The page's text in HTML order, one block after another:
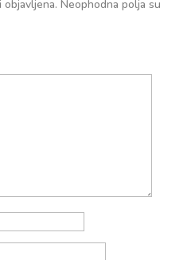
Neophodna polja su